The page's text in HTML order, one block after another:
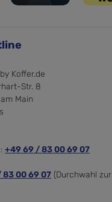
Koffer.de
Str. 8
Main
+49 69 / 83 00 69 07
83 00 69 07 (Durchwahl zur